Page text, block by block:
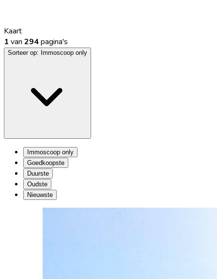
Kaart
1 van 294pagina's
Sorteer op: Immoscoop only
Immoscoop only
Goedkoopste
Duurste
Oudste
Nieuwste